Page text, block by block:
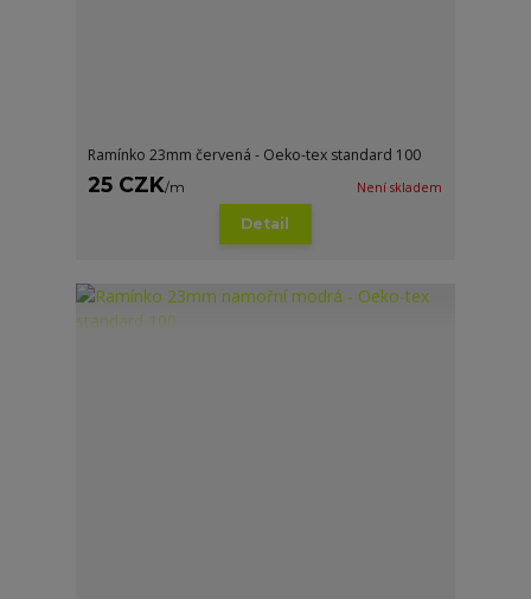
Ramínko 23mm červená - Oeko-tex standard 100
25 CZK/m Není skladem
Detail